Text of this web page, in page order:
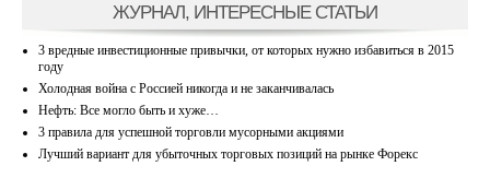
ЖУРНАЛ, ИНТЕРЕСНЫЕ СТАТЬИ
3 вредные инвестиционные привычки, от которых нужно избавиться в 2015
году
Холодная война с Россией никогда и не заканчивалась
Нефть: Все могло быть и хуже…
3 правила для успешной торговли мусорными акциями
Лучший вариант для убыточных торговых позиций на рынке Форекс